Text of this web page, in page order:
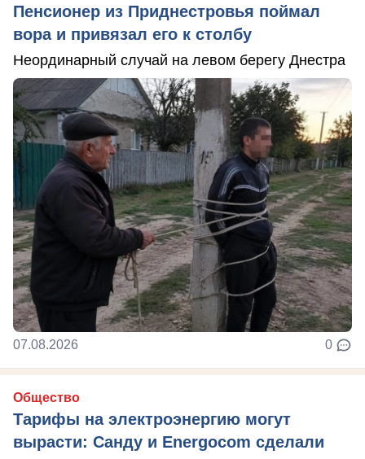
Пенсионер из Приднестровья поймал
вора и привязал его к столбу
Неординарный случай на левом берегу Днестра
07.08.2026 0
Общество
Тарифы на электроэнергию могут
вырасти: Санду и Energocom сделали